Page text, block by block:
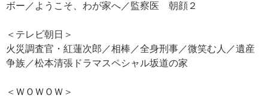
ボー／ようこそ、わが家へ／監察医 朝顔２
＜テレビ朝日＞
火災調査官・紅蓮次郎／相棒／全身刑事／微笑む人／遺産
争族／松本清張ドラマスペシャル坂道の家
＜ＷＯＷＯＷ＞